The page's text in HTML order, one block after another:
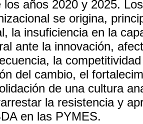
los años 2020 y 2025.
se origina,
la insuficiencia en la
ante la innovación,
la
del cambio, el
de una cultura
la resistencia y
en las PYMES.